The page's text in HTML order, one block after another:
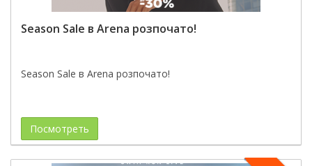
Season Sale в Arena розпочато!
Season Sale в Arena розпочато!
Посмотреть